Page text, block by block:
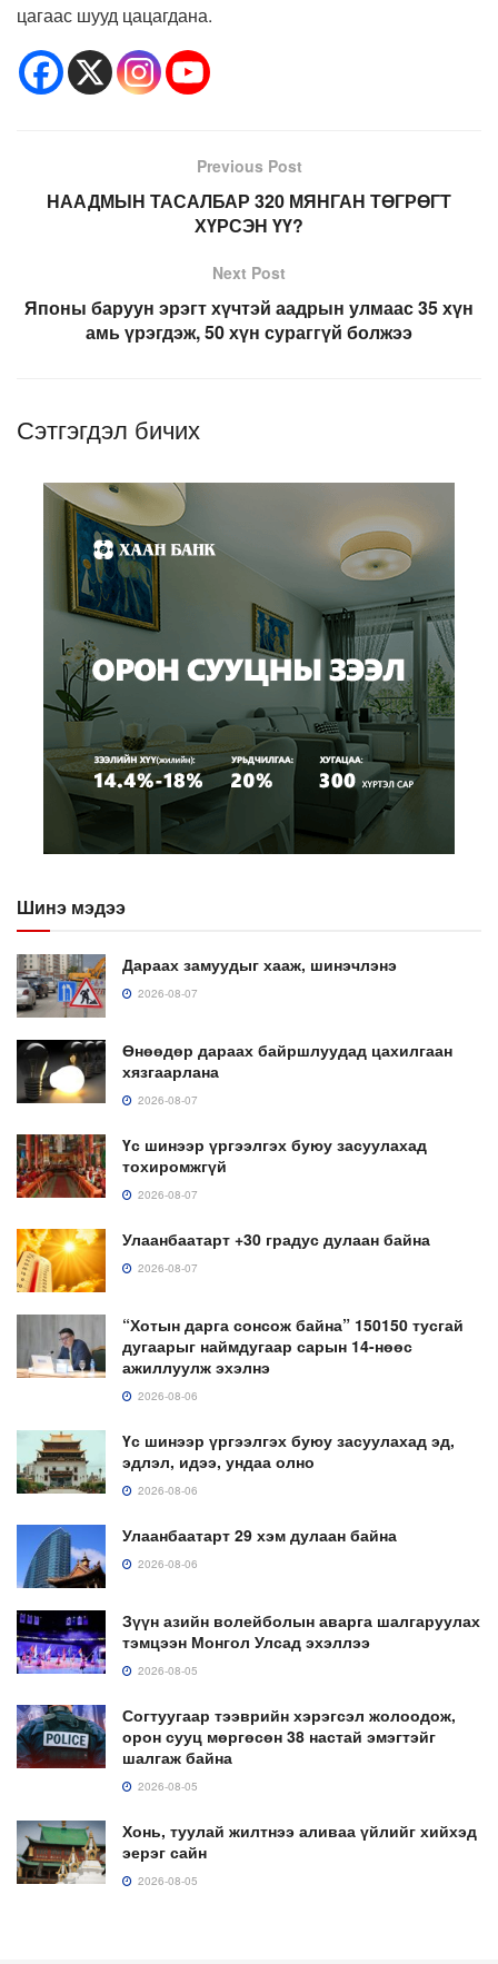
цагаас шууд цацагдана.
Previous Post
НААДМЫН ТАСАЛБАР 320 МЯНГАН ТӨГРӨГТ
ХҮРСЭН ҮҮ?
Next Post
Японы баруун эрэгт хүчтэй аадрын улмаас 35 хүн
амь үрэгдэж, 50 хүн сураггүй болжээ
Сэтгэгдэл бичих
Шинэ мэдээ
Дараах замуудыг хааж, шинэчлэнэ
2026-08-07
Өнөөдөр дараах байршлуудад цахилгаан
хязгаарлана
2026-08-07
Үс шинээр үргээлгэх буюу засуулахад
тохиромжгүй
2026-08-07
Улаанбаатарт +30 градус дулаан байна
2026-08-07
“Хотын дарга сонсож байна” 150150 тусгай
дугаарыг наймдугаар сарын 14-нөөс
ажиллуулж эхэлнэ
2026-08-06
Үс шинээр үргээлгэх буюу засуулахад эд,
эдлэл, идээ, ундаа олно
2026-08-06
Улаанбаатарт 29 хэм дулаан байна
2026-08-06
Зүүн азийн волейболын аварга шалгаруулах
тэмцээн Монгол Улсад эхэллээ
2026-08-05
Согтуугаар тээврийн хэрэгсэл жолоодож,
орон сууц мөргөсөн 38 настай эмэгтэйг
шалгаж байна
2026-08-05
Хонь, туулай жилтнээ аливаа үйлийг хийхэд
эерэг сайн
2026-08-05